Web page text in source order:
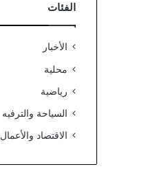
الفئات
الأخبار
محلية
رياضية
السياحة والترفيه
الاقتصاد والأعمال